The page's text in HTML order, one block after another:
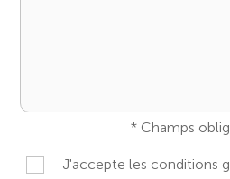
* Champs
J'accepte les conditions